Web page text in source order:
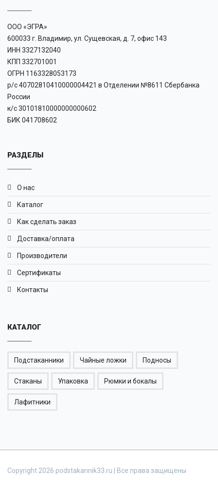
ООО «ЭГРА»
600033 г. Владимир, ул. Сущевская, д. 7, офис 143
ИНН 3327132040
КПП 332701001
ОГРН 1163328053173
р/с 40702810410000004421 в Отделении №8611 Сбербанка
России
к/с 30101810000000000602
БИК 041708602
РАЗДЕЛЫ
О нас
Каталог
Как сделать заказ
Доставка/оплата
Производители
Сертификаты
Контакты
КАТАЛОГ
Подстаканники Чайные ложки Подносы
Стаканы Упаковка Рюмки и бокалы
Лафитники
Copyright 2026 podstakannik33.ru | Все права защищены